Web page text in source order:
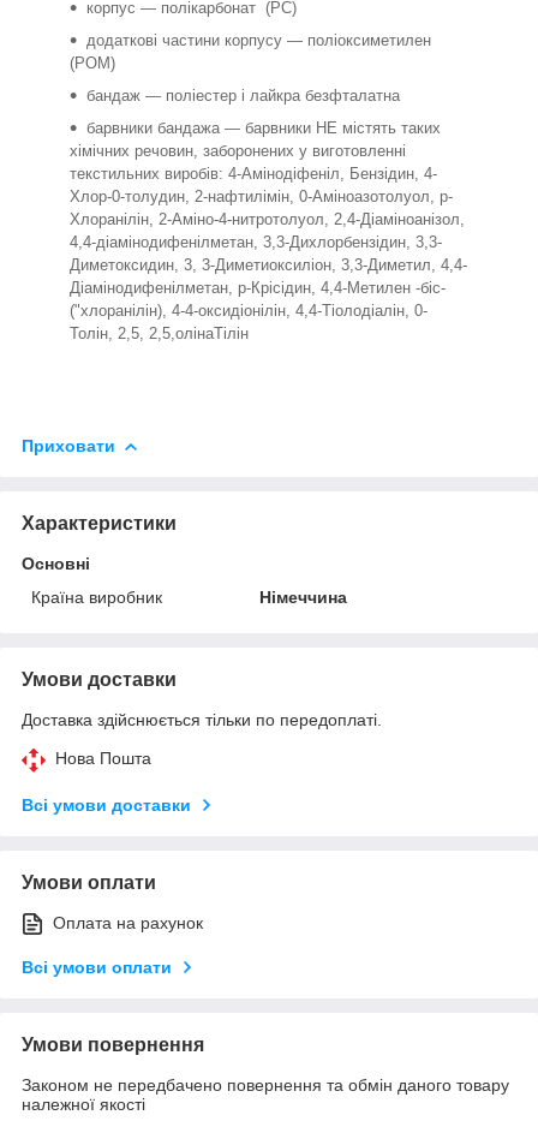
корпус — полікарбонат (PC)
додаткові частини корпусу — поліоксиметилен
(POM)
бандаж — поліестер і лайкра безфталатна
барвники бандажа — барвники НЕ містять таких
хімічних речовин, заборонених у виготовленні
текстильних виробів: 4-Амінодіфеніл, Бензідин, 4-
Хлор-0-толудин, 2-нафтилімін, 0-Аміноазотолуол, р-
Хлоранілін, 2-Аміно-4-нитротолуол, 2,4-Діаміноанізол,
4,4-діамінодифенілметан, 3,3-Дихлорбензідин, 3,3-
Диметоксидин, 3, 3-Диметиоксиліон, 3,3-Диметил, 4,4-
Діамінодифенілметан, р-Крісідин, 4,4-Метилен -біс-
("хлоранілін), 4-4-оксидіонілін, 4,4-Тіолодіалін, 0-
Толін, 2,5, 2,5,олінаТілін
Приховати
Характеристики
Основні
Країна виробник
Німеччина
Умови доставки
Доставка здійснюється тільки по передоплаті.
Нова Пошта
Всі умови доставки
Умови оплати
Оплата на рахунок
Всі умови оплати
Умови повернення
Законом не передбачено повернення та обмін даного товару
належної якості